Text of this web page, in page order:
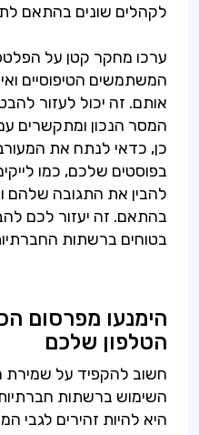
לקהלים שונים בהתאם
ערכו מחקר קטן על
המשתמשים הטיפוסיים
אותם. זה יכול לעזור
המסר הנכון ומתקשרים
כן, כדאי לנתח את
בפוסטים שלכם, כמו
להבין את התגובה שלהם
בהתאם. זה יעזור לכם
בטוחים ברשתות
הימנעו מפרסום
הטלפון שלכם
חשוב להקפיד על
השימוש ברשתות
היא להיות זהירים לגבי